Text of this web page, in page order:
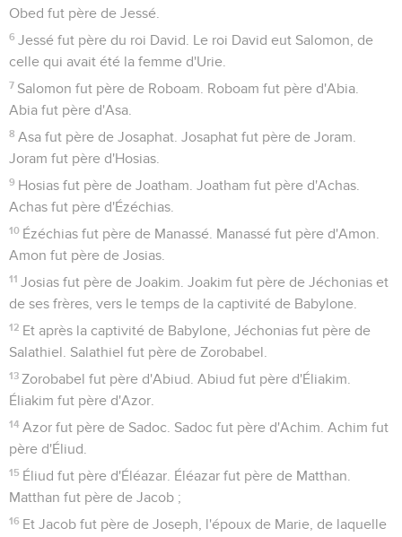
Obed fut père de Jessé.
6 Jessé fut père du roi David. Le roi David eut Salomon, de
celle qui avait été la femme d'Urie.
7 Salomon fut père de Roboam. Roboam fut père d'Abia.
Abia fut père d'Asa.
8 Asa fut père de Josaphat. Josaphat fut père de Joram.
Joram fut père d'Hosias.
9 Hosias fut père de Joatham. Joatham fut père d'Achas.
Achas fut père d'Ézéchias.
10 Ézéchias fut père de Manassé. Manassé fut père d'Amon.
Amon fut père de Josias.
11 Josias fut père de Joakim. Joakim fut père de Jéchonias et
de ses frères, vers le temps de la captivité de Babylone.
12 Et après la captivité de Babylone, Jéchonias fut père de
Salathiel. Salathiel fut père de Zorobabel.
13 Zorobabel fut père d'Abiud. Abiud fut père d'Éliakim.
Éliakim fut père d'Azor.
14 Azor fut père de Sadoc. Sadoc fut père d'Achim. Achim fut
père d'Éliud.
15 Éliud fut père d'Éléazar. Éléazar fut père de Matthan.
Matthan fut père de Jacob ;
16 Et Jacob fut père de Joseph, l'époux de Marie, de laquelle